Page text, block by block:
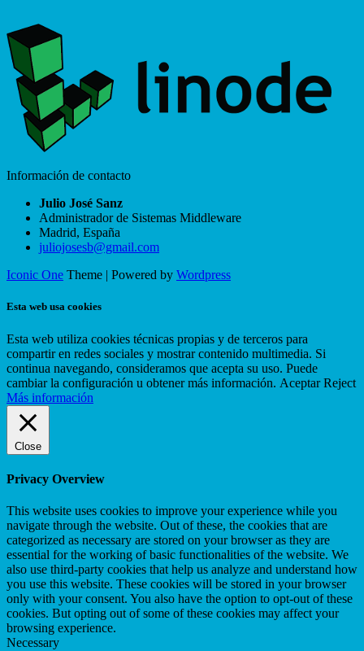
Información de contacto
Julio José Sanz
Administrador de Sistemas Middleware
Madrid, España
juliojosesb@gmail.com
Iconic One Theme | Powered by Wordpress
Esta web usa cookies
Esta web utiliza cookies técnicas propias y de terceros para
compartir en redes sociales y mostrar contenido multimedia. Si
continua navegando, consideramos que acepta su uso. Puede
cambiar la configuración u obtener más información. Aceptar Reject
Más información
Close
Privacy Overview
This website uses cookies to improve your experience while you
navigate through the website. Out of these, the cookies that are
categorized as necessary are stored on your browser as they are
essential for the working of basic functionalities of the website. We
also use third-party cookies that help us analyze and understand how
you use this website. These cookies will be stored in your browser
only with your consent. You also have the option to opt-out of these
cookies. But opting out of some of these cookies may affect your
browsing experience.
Necessary